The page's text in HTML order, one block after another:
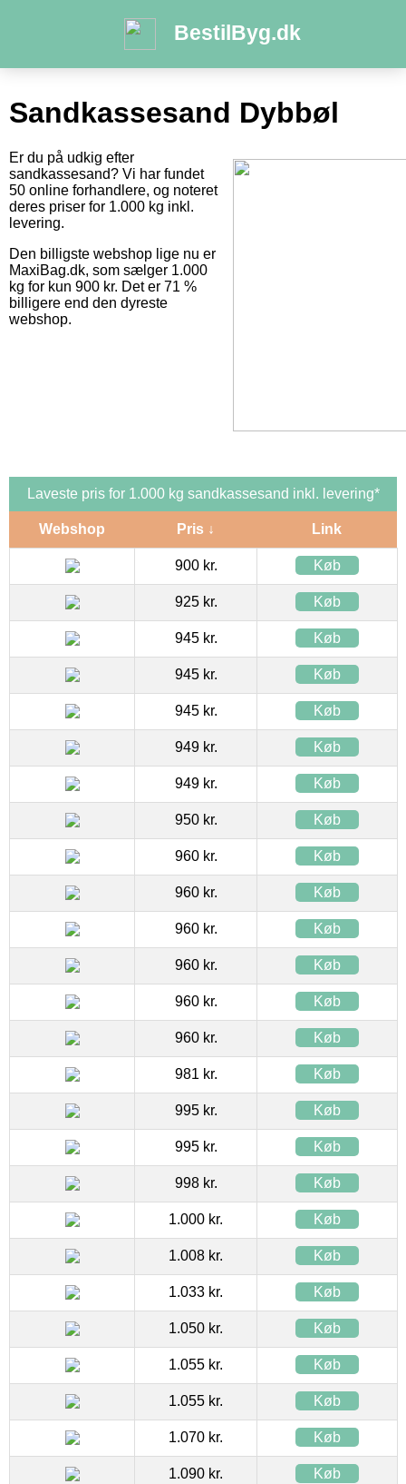
BestilByg.dk
Sandkassesand Dybbøl
Er du på udkig efter
sandkassesand? Vi har fundet
50 online forhandlere, og noteret
deres priser for 1.000 kg inkl.
levering.
Den billigste webshop lige nu er
MaxiBag.dk, som sælger 1.000
kg for kun 900 kr. Det er 71 %
billigere end den dyreste
webshop.
Laveste pris for 1.000 kg sandkassesand inkl. levering*
Webshop Pris ↓ Link
900 kr. Køb
925 kr. Køb
945 kr. Køb
945 kr. Køb
945 kr. Køb
949 kr. Køb
949 kr. Køb
950 kr. Køb
960 kr. Køb
960 kr. Køb
960 kr. Køb
960 kr. Køb
960 kr. Køb
960 kr. Køb
981 kr. Køb
995 kr. Køb
995 kr. Køb
998 kr. Køb
1.000 kr. Køb
1.008 kr. Køb
1.033 kr. Køb
1.050 kr. Køb
1.055 kr. Køb
1.055 kr. Køb
1.070 kr. Køb
1.090 kr. Køb